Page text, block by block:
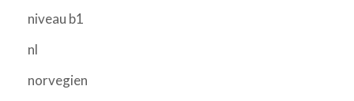
niveau b1
nl
norvegien